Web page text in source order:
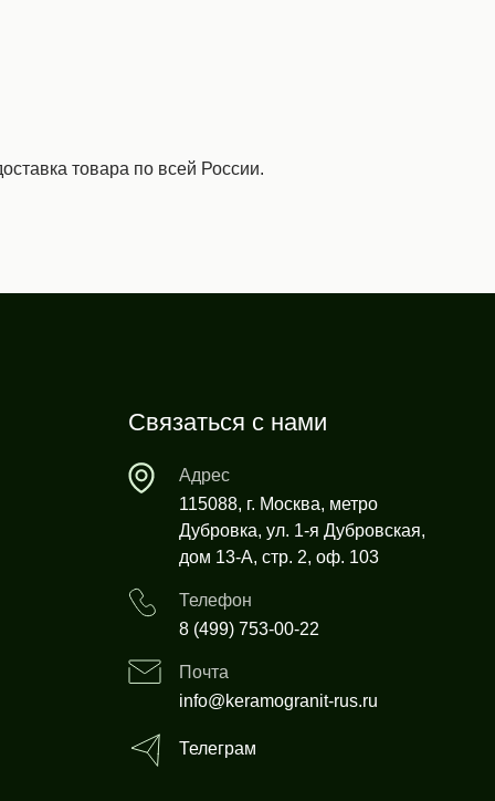
товара по всей России.
Связаться с нами
Адрес
115088, г. Москва, метро
Дубровка, ул. 1-я Дубровская,
дом 13-А, стр. 2, оф. 103
Телефон
8 (499) 753-00-22
Почта
info@keramogranit-rus.ru
Телеграм